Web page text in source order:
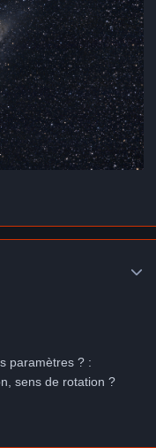
paramètres ? :
sens de rotation ?